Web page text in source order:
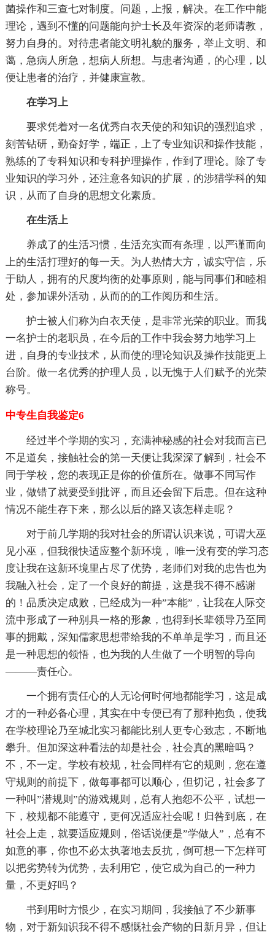
菌操作和三查七对制度。问题，上报，解决。在工作中能
理论，遇到不懂的问题能向护士长及年资深的老师请教，
努力自身的。对待患者能文明礼貌的服务，举止文明、和
蔼，急病人所急，想病人所想。与患者沟通，的心理，以
便让患者的治疗，并健康宣教。
在学习上
要求凭着对一名优秀白衣天使的和知识的强烈追求，
刻苦钻研，勤奋好学，端正，上了专业知识和操作技能，
熟练的了专科知识和专科护理操作，作到了理论。除了专
业知识的学习外，还注意各知识的扩展，的涉猎学科的知
识，从而了自身的思想文化素质。
在生活上
养成了的生活习惯，生活充实而有条理，以严谨而向
上的生活打理好的每一天。为人热情大方，诚实守信，乐
于助人，拥有的尺度均衡的处事原则，能与同事们和睦相
处，参加课外活动，从而的的工作阅历和生活。
护士被人们称为白衣天使，是非常光荣的职业。而我
一名护士的老职员，在今后的工作中我会努力地学习上
进，自身的专业技术，从而使的理论知识及操作技能更上
台阶。做一名优秀的护理人员，以无愧于人们赋予的光荣
称号。
中专生自我鉴定6
经过半个学期的实习，充满神秘感的社会对我而言已
不足道矣，接触社会的第一天便让我深深了解到，社会不
同于学校，您的表现正是你的价值所在。做事不同写作
业，做错了就要受到批评，而且还会留下后患。但在这种
情况不能生存下来，那么以后的路又该怎样走呢？
对于前几学期的我对社会的所谓认识来说，可谓大巫
见小巫，但我很快适应整个新环境， 唯一没有变的学习态
度让我在这新环境里占尽了优势，老师们对我的忠告也为
我融入社会，定了一个良好的前提，这是我不得不感谢
的！品质决定成败，已经成为一种”本能”，让我在人际交
流中形成了一种别具一格的形象，也得到长辈领导乃至同
事的拥戴，深知儒家思想带给我的不单单是学习，而且还
是一种思想的领悟，也为我的人生做了一个明智的导向
———责任心。
一个拥有责任心的人无论何时何地都能学习，这是成
才的一种必备心理，其实在中专便已有了那种抱负，使我
在学校理论乃至城北实习都能比别人更专心致志，不断地
攀升。但加深这种看法的却是社会，社会真的黑暗吗？
不，不一定。学校有校规，社会同样有它的规则，您在遵
守规则的前提下，做每事都可以顺心，但切记，社会多了
一种叫”潜规则”的游戏规则，总有人抱怨不公平，试想一
下，校规都不能遵守，更何况适应社会呢！归咎到底，在
社会上走，就要适应规则，俗话说便是”学做人”，总有不
如意的事，你也不必太执著地去反抗，倒可想一下怎样可
以把劣势转为优势，去利用它，使它成为自己的一种力
量，不更好吗？
书到用时方恨少，在实习期间，我接触了不少新事
物，对于新知识我不得不感慨社会产物的日新月异，但让